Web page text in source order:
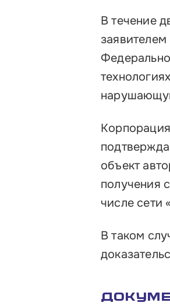
В течение
заявителем
объект
получения
числе сети
В таком